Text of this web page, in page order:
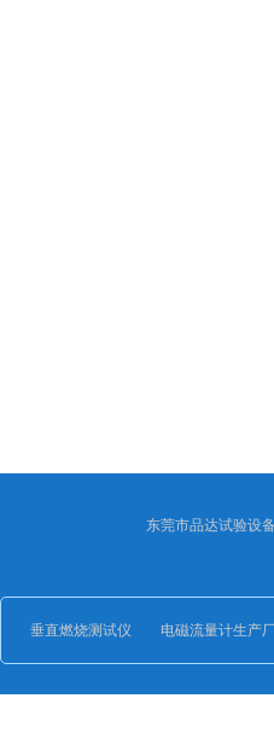
东莞市品达试验设
垂直燃烧测试仪 电磁流量计生产